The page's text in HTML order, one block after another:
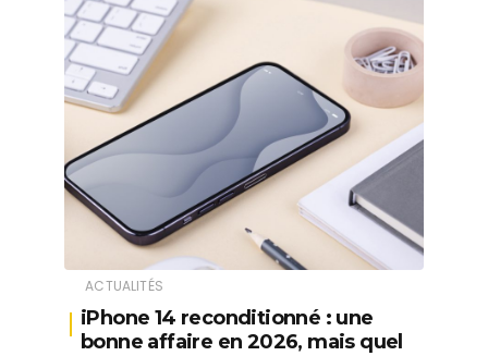
ACTUALITÉS
iPhone 14 reconditionné : une
bonne affaire en 2026, mais quel